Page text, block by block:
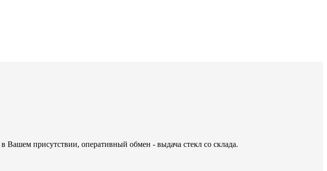
Вашем присутствии, оперативный обмен - выдача стекл со склада.